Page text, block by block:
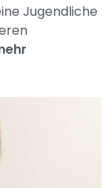
Jugendliche